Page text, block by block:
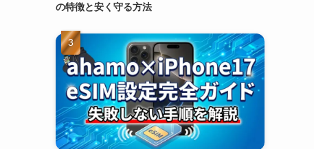
の特徴と安く守る方法